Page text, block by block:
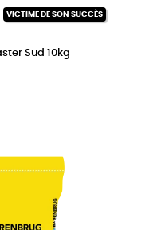
VICTIME DE SON SUCCÈS
Sud 10kg